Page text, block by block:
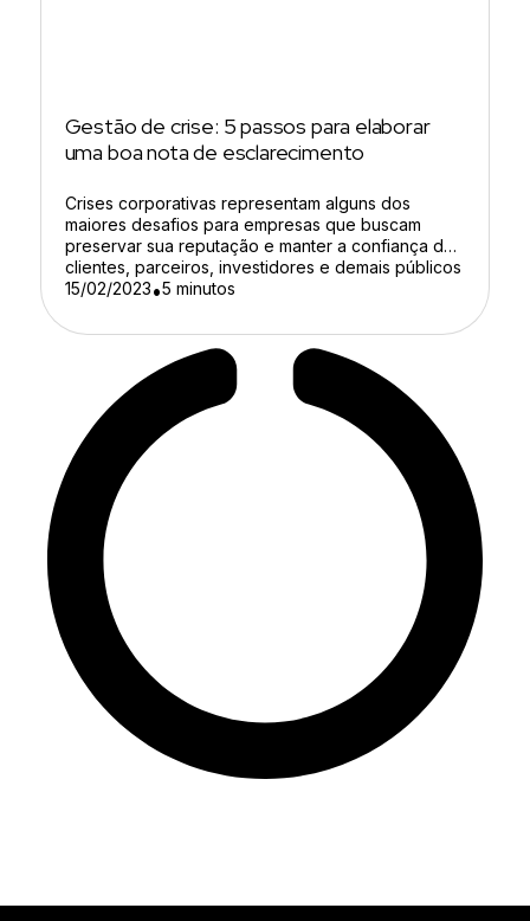
Gestão de crise: 5 passos para elaborar
uma boa nota de esclarecimento
Crises corporativas representam alguns dos
maiores desafios para empresas que buscam
preservar sua reputação e manter a confiança de
clientes, parceiros, investidores e demais públicos
de interesse. O problema é que situações críticas
ganhar grandes proporções em questão de
minutos. Segundo levantamento da Mentionlytics,
cerca de 30% das […]
15/02/2023•5 minutos